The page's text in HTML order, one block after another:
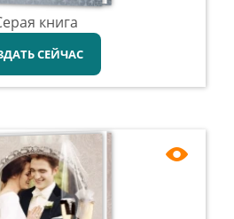
книга
СЕЙЧАС